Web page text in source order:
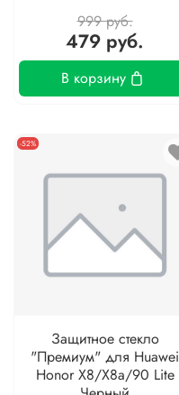
999 руб.
479 руб.
В корзину
-52%
Защитное стекло
"Премиум" для Huawei
Honor X8/X8a/90 Lite